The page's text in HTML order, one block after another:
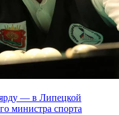
— в Липецкой
министра спорта